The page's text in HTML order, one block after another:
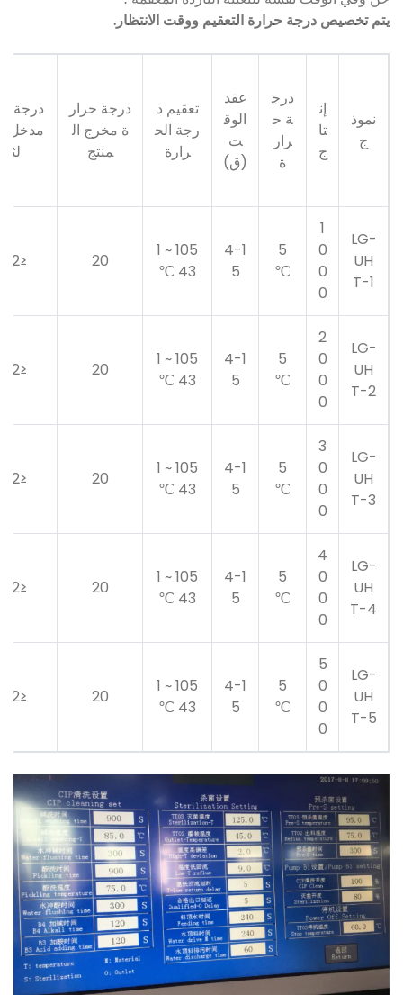
يتم تخصيص درجة حرارة التعقيم ووقت الانتظار.
نموذ
ج
إن
تا
ج
درج
ة ح
رار
ة
عقد
الوق
ت
(ق)
تعقيم د
رجة الح
رارة
درجة حرار
ة مخرج ال
منتج
درجة
مدخل
LG-
UH
T-1
1
0
0
0
5
℃
4-1
5
105 ~ 1
43 ℃
20
≤2 ℃
LG-
UH
T-2
2
0
0
0
5
℃
4-1
5
105 ~ 1
43 ℃
20
≤2 ℃
LG-
UH
T-3
3
0
0
0
5
℃
4-1
5
105 ~ 1
43 ℃
20
≤2 ℃
LG-
UH
T-4
4
0
0
0
5
℃
4-1
5
105 ~ 1
43 ℃
20
≤2 ℃
LG-
UH
T-5
5
0
0
0
5
℃
4-1
5
105 ~ 1
43 ℃
20
≤2 ℃